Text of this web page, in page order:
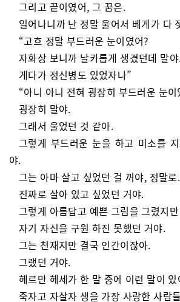
그리고 끝이였어, 그 꿈은.
일어나니까 난 정말 울어서 베게가 다
“고흐 정말 부드러운 눈이였어?
자화상 보니까 날카롭게 생겼던데 말
게다가 정신병도 있었자나”
“아니 아니 전혀 굉장히 부드러운 눈이
굉장히 말야.
그래서 울었던 것 같아.
그렇게 부드러운 눈을 하고 미소를
야.
그는 아마 살고 싶었던 걸 꺼야, 정말로.
진짜로 살아 있고 싶었던 거야.
그렇게 아름답고 예쁜 그림을 그렸지만
자기 자신을 구원 하진 못했던 거야.
그는 천재지만 결국 인간이잖아.
그랬던 거야.
헤르만 헤세가 한 말 중에 이런 말이 있
죽자고 자살자 생을 가장 사랑한 사람